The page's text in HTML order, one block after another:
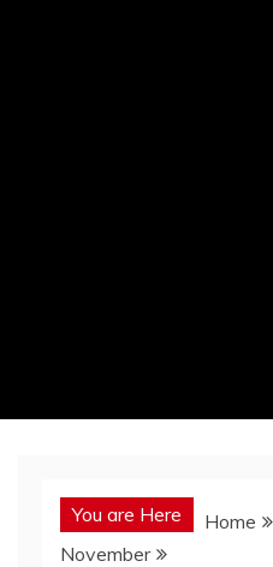
You are Here Home
November